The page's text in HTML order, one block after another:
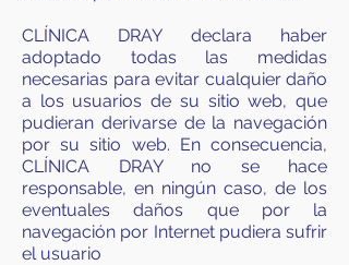
CLÍNICA DRAY declara haber
adoptado todas las medidas
necesarias para evitar cualquier daño
a los usuarios de su sitio web, que
pudieran derivarse de la navegación
por su sitio web. En consecuencia,
CLÍNICA DRAY no se hace
responsable, en ningún caso, de los
eventuales daños que por la
navegación por Internet pudiera sufrir
el usuario